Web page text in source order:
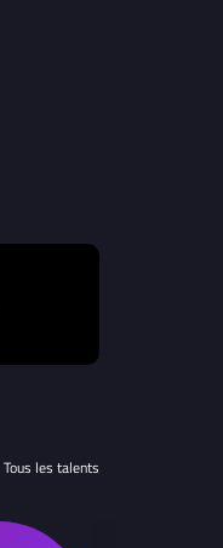
Tous les talents